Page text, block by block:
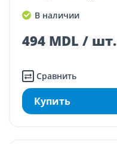
В наличии
494 MDL / шт.
Сравнить
Купить